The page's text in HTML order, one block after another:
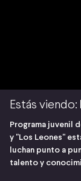
Estás viendo:
Programa juvenil
y "Los Leones"
luchan punto a
talento y